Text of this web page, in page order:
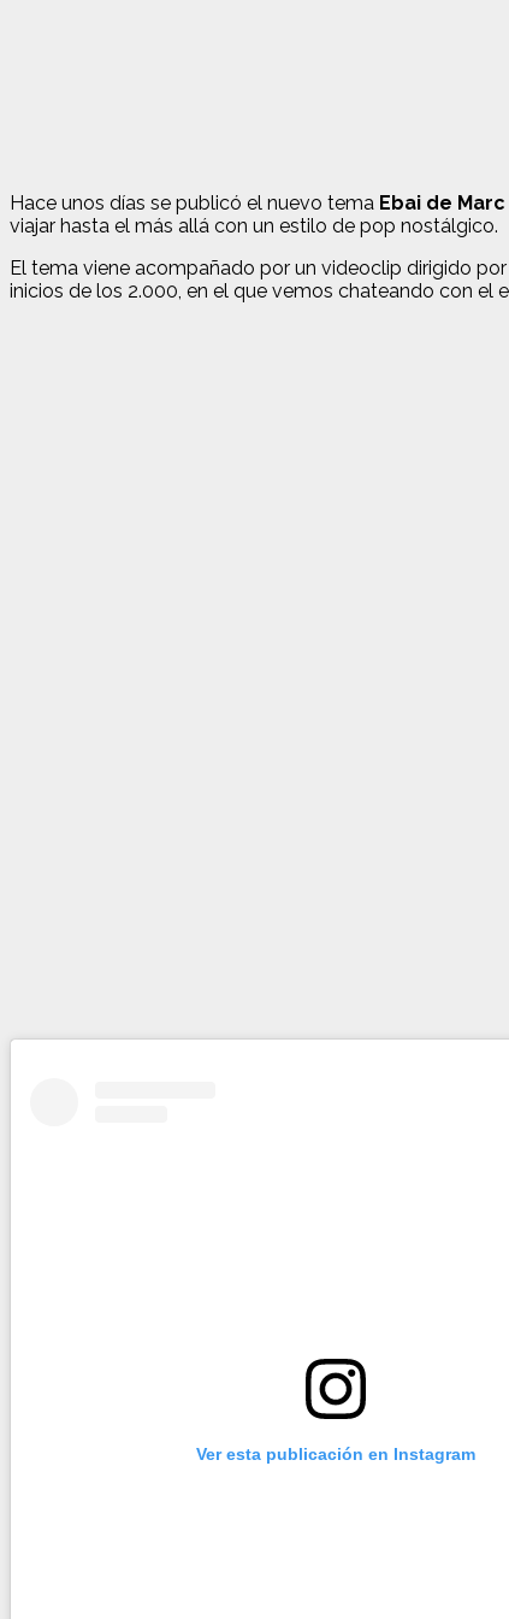
Hace unos días se publicó el nuevo tema Ebai de
viajar hasta el más allá con un estilo de pop nostálgico.
El tema viene acompañado por un videoclip dirigido
inicios de los 2.000, en el que vemos chateando con el
Ver esta publicación en Instagram